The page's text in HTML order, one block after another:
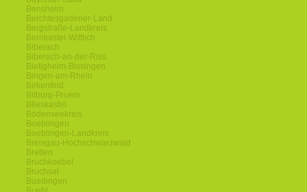
Bensheim
Berchtesgadener-Land
Bergstraße-Landkreis
Bernkastel-Wittlich
Biberach
Biberach-an-der-Riss
Bietigheim-Bissingen
Bingen-am-Rhein
Birkenfeld
Bitburg-Pruem
Blieskastel
Bodenseekreis
Boeblingen
Boeblingen-Landkreis
Breisgau-Hochschwarzwald
Bretten
Bruchkoebel
Bruchsal
Buedingen